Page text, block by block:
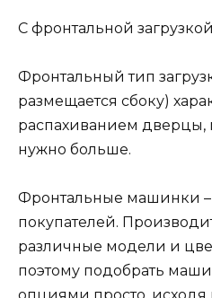
С фронтальной загрузкой
Фронтальный тип
размещается сбоку)
распахиванием дверцы,
нужно больше.
Фронтальные машинки
покупателей.
различные модели и
поэтому подобрать